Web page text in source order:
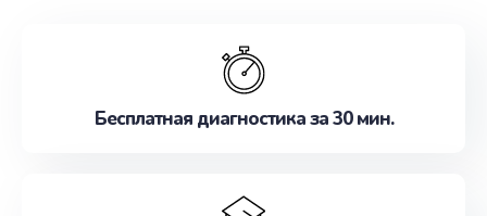
наилучшим образом. Не медлите записаться на
Бесплатная диагностика за 30 мин.